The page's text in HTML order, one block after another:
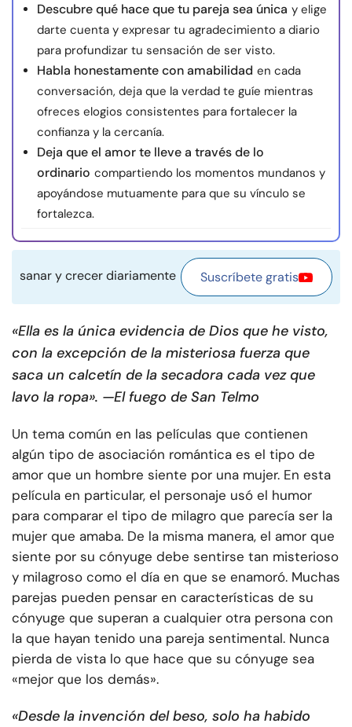
Sobre nosotros Contáctanos Escríbenos
Publicidad con
© Copyright 2026. Todos los derechos reservados.
Descubre qué hace que tu pareja sea única y elige
darte cuenta y expresar tu agradecimiento a diario
para profundizar tu sensación de ser visto.
Habla honestamente con amabilidad en cada
conversación, deja que la verdad te guíe mientras
ofreces elogios consistentes para fortalecer la
confianza y la cercanía.
Deja que el amor te lleve a través de lo
ordinario compartiendo los momentos mundanos y
apoyándose mutuamente para que su vínculo se
fortalezca.
sanar y crecer diariamente Suscríbete gratis
«Ella es la única evidencia de Dios que he visto,
con la excepción de la misteriosa fuerza que
saca un calcetín de la secadora cada vez que
lavo la ropa». —El fuego de San Telmo
Un tema común en las películas que contienen
algún tipo de asociación romántica es el tipo de
amor que un hombre siente por una mujer. En esta
película en particular, el personaje usó el humor
para comparar el tipo de milagro que parecía ser la
mujer que amaba. De la misma manera, el amor que
siente por su cónyuge debe sentirse tan misterioso
y milagroso como el día en que se enamoró. Muchas
parejas pueden pensar en características de su
cónyuge que superan a cualquier otra persona con
la que hayan tenido una pareja sentimental. Nunca
pierda de vista lo que hace que su cónyuge sea
«mejor que los demás».
«Desde la invención del beso, solo ha habido